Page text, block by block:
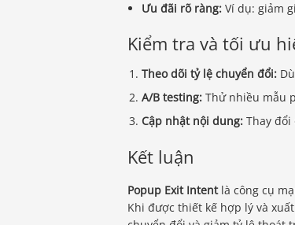
Ưu đãi rõ ràng: Ví dụ: giảm
Kiểm tra và tối ưu
Theo dõi tỷ lệ chuyển đổi:
A/B testing: Thử nhiều mẫu
Cập nhật nội dung: Thay
Kết luận
Popup Exit Intentlà công cụ
Khi được thiết kế hợp lý và